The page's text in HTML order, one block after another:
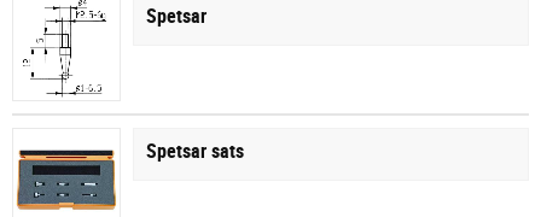
Spetsar
Spetsar sats